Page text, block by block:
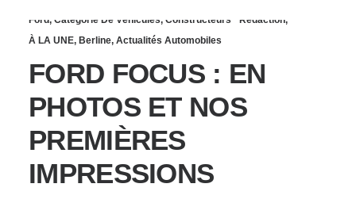
Ford, Catégorie De Véhicules, Constructeurs Rédaction,
À LA UNE, Berline, Actualités Automobiles
FORD FOCUS : EN
PHOTOS ET NOS
PREMIÈRES
IMPRESSIONS